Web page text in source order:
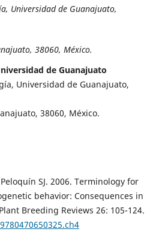
Universidad de Guanajuato,
38060, México.
de Guanajuato
Universidad de Guanajuato,
38060, México.
SJ. 2006. Terminology for
behavior: Consequences in
Breeding Reviews 26: 105-124.